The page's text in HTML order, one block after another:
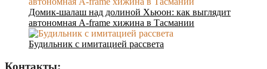
Домик-шалаш над долиной Хьюон: как выглядит
автономная A-frame хижина в Тасмании
Будильник с имитацией рассвета
Контакты: